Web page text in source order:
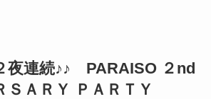
夜連続♪♪ PARAISO ２nd
ＳＡＲＹ ＰＡＲＴＹ